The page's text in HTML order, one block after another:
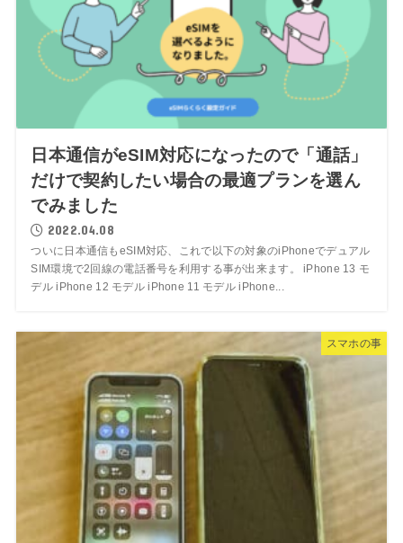
日本通信がeSIM対応になったので「通話」
だけで契約したい場合の最適プランを選ん
でみました
2022.04.08
ついに日本通信もeSIM対応、これで以下の対象のiPhoneでデュアル
SIM環境で2回線の電話番号を利用する事が出来ます。 iPhone 13 モ
デル iPhone 12 モデル iPhone 11 モデル iPhone...
スマホの事